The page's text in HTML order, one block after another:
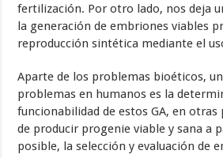
fertilización. Por otro lado, nos deja
la generación de embriones viables
reproducción sintética mediante el
Aparte de los problemas bioéticos,
problemas en humanos es la
funcionabilidad de estos GA, en otras
de producir progenie viable y sana a
posible, la selección y evaluación de